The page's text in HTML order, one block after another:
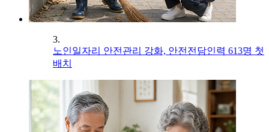
3.
노인일자리 안전관리 강화, 안전전담인력 613명 첫
배치